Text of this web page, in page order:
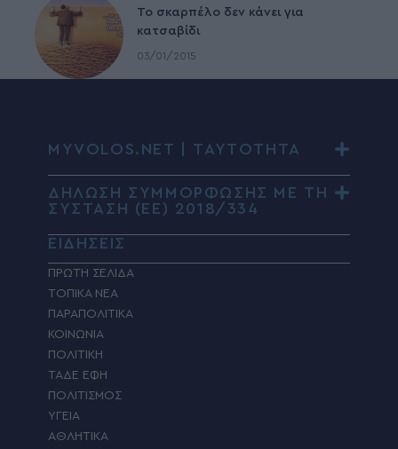
To σκαρπέλο δεν κάνει για
κατσαβίδι
03/01/2015
MYVOLOS.NET | ΤΑΥΤΟΤΗΤΑ
ΔΗΛΩΣΗ ΣΥΜΜΟΡΦΩΣΗΣ ΜΕ ΤΗ
ΣΥΣΤΑΣΗ (ΕΕ) 2018/334
ΕΙΔΗΣΕΙΣ
ΠΡΩΤΗ ΣΕΛΙΔΑ
ΤΟΠΙΚΑ ΝΕΑ
ΠΑΡΑΠΟΛΙΤΙΚΑ
ΚΟΙΝΩΝΙΑ
ΠΟΛΙΤΙΚΗ
ΤΑΔΕ ΕΦΗ
ΠΟΛΙΤΙΣΜΟΣ
ΥΓΕΙΑ
ΑΘΛΗΤΙΚΑ